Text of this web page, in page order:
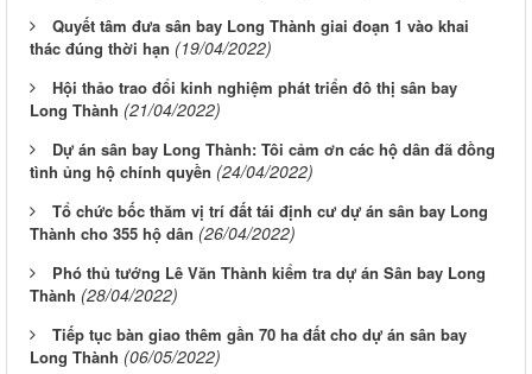
Quyết tâm đưa sân bay Long Thành giai đoạn 1 vào khai
thác đúng thời hạn (19/04/2022)
Hội thảo trao đổi kinh nghiệm phát triển đô thị sân bay
Long Thành (21/04/2022)
Dự án sân bay Long Thành: Tôi cảm ơn các hộ dân đã đồng
tình ủng hộ chính quyền (24/04/2022)
Tổ chức bốc thăm vị trí đất tái định cư dự án sân bay Long
Thành cho 355 hộ dân (26/04/2022)
Phó thủ tướng Lê Văn Thành kiểm tra dự án Sân bay Long
Thành (28/04/2022)
Tiếp tục bàn giao thêm gần 70 ha đất cho dự án sân bay
Long Thành (06/05/2022)